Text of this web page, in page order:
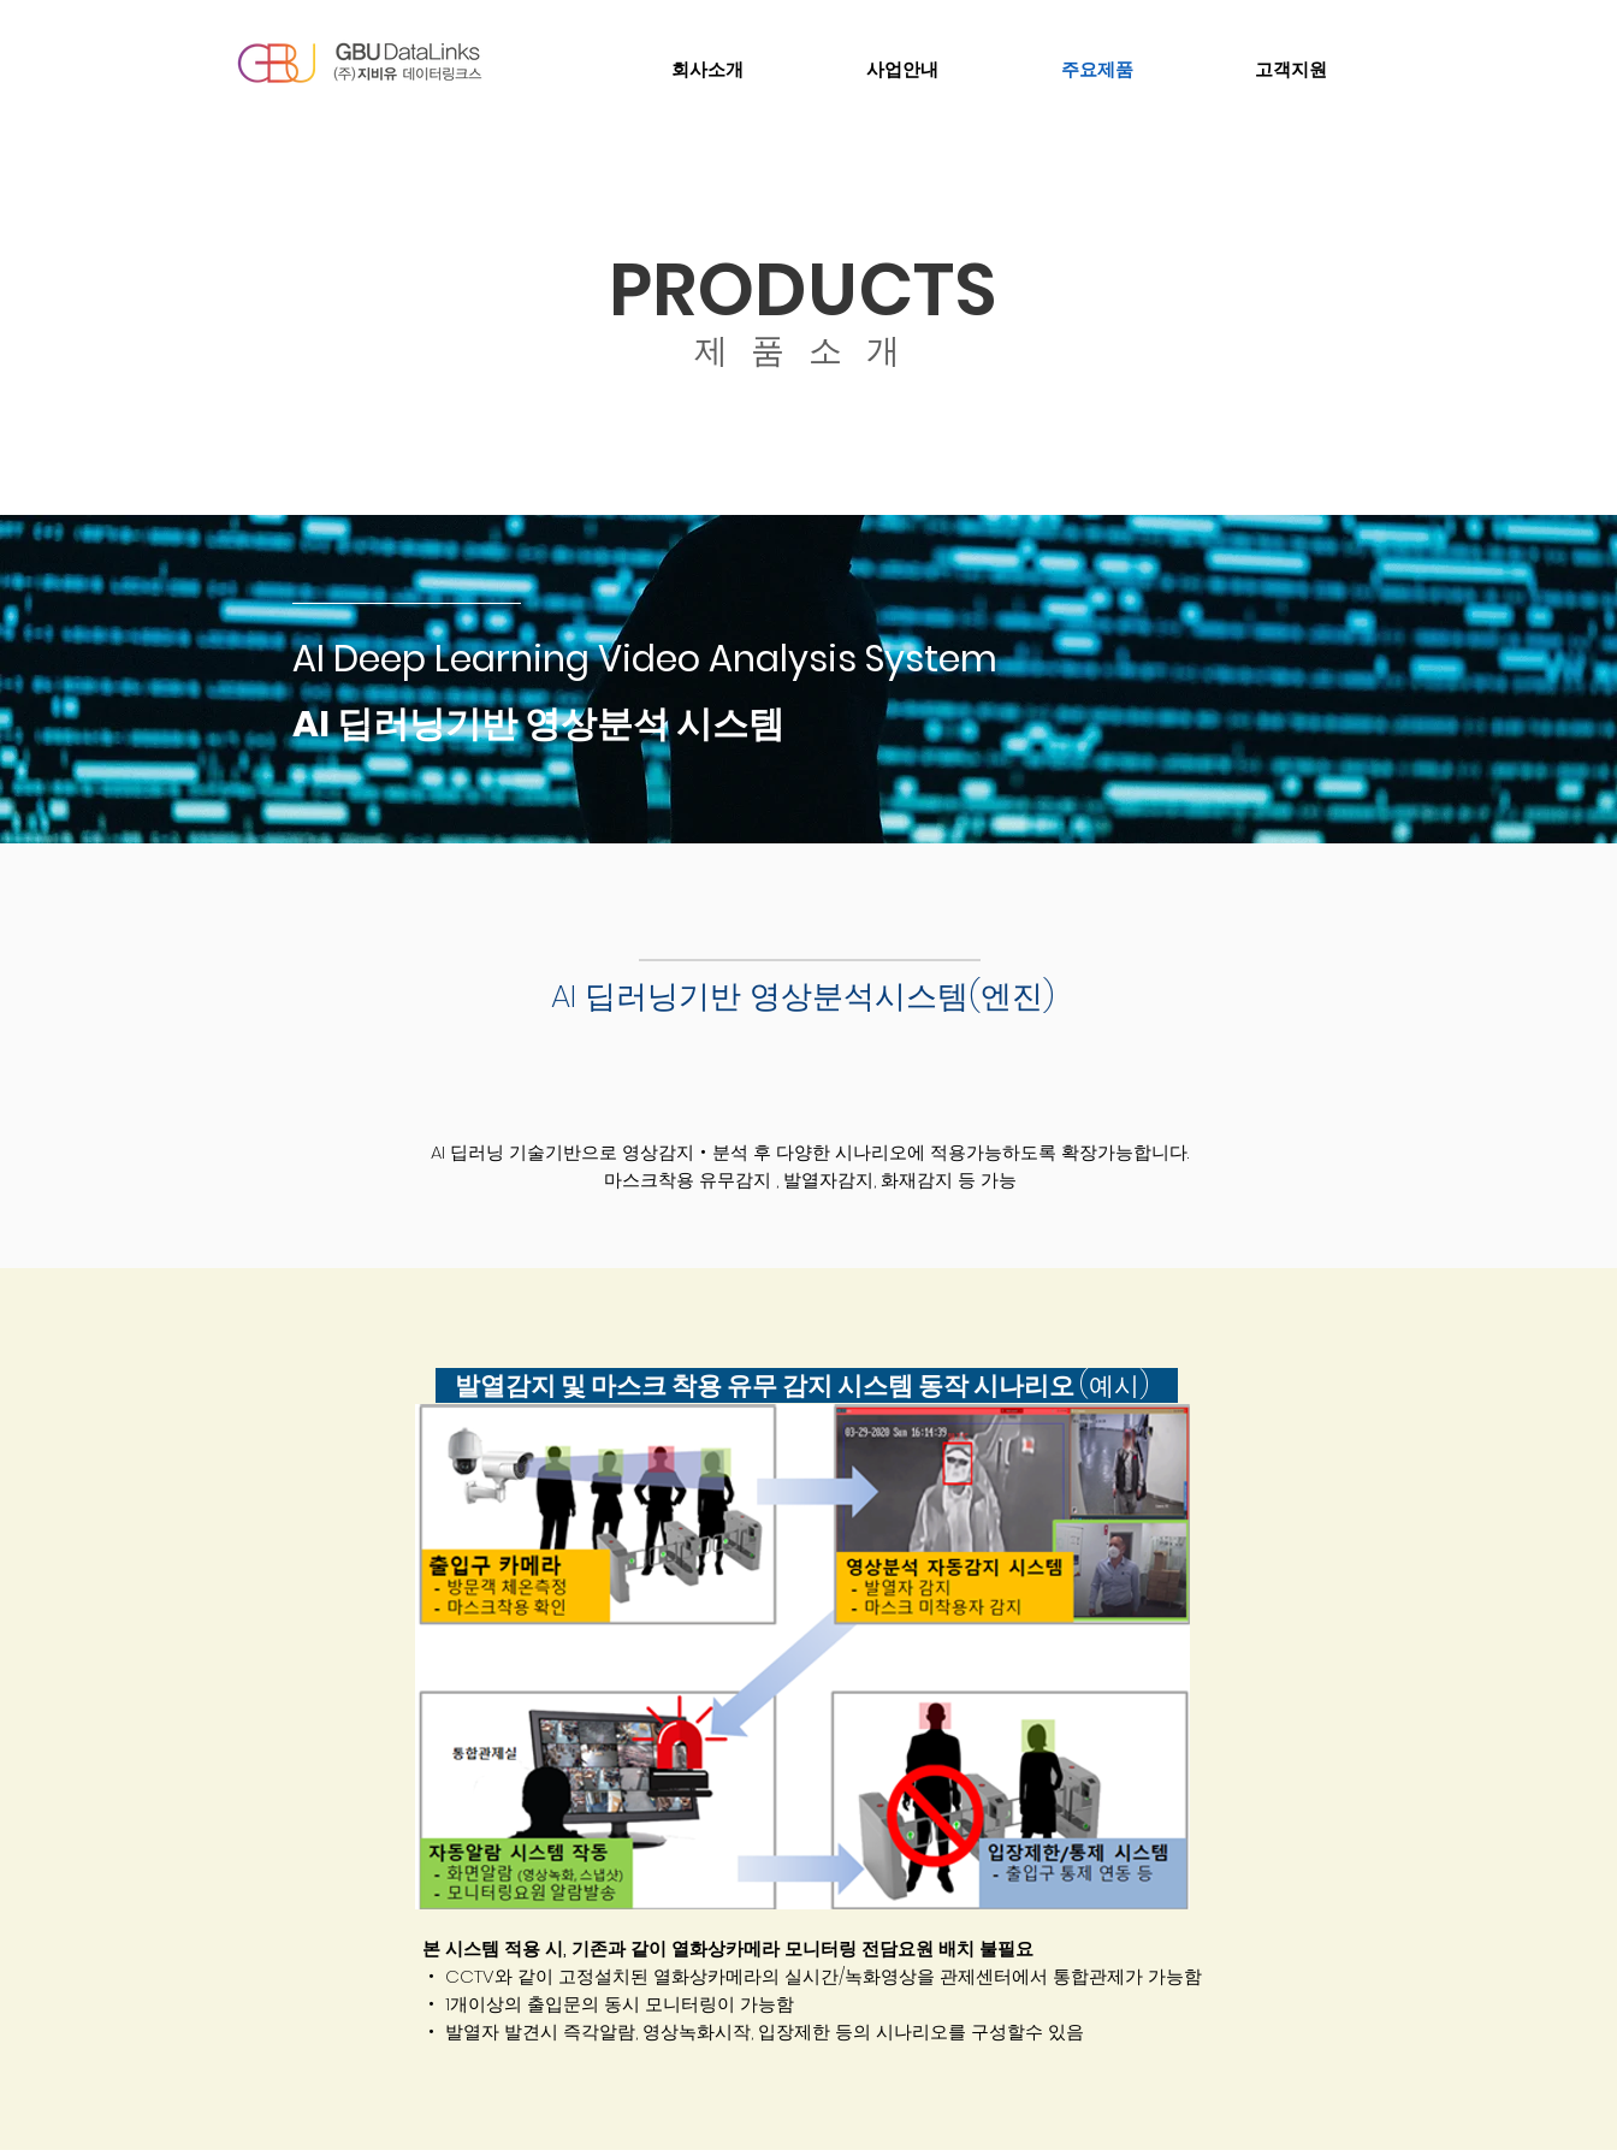
회사소개 사업안내 주요제품 고객지원
Let us help you make your dreams a reality.
​제품소개
PRODUCTS
AI 딥러닝기반 영상분석시스템(엔진)
AI 딥러닝 기술기반으로 영상감지‧분석 후 다양한 시나리오에 적용가능하도록 확장가능합니다.
마스크착용 유무감지 , 발열자감지,화재감지 등 가능
AI Deep Learning Video Analysis System
AI 딥러닝기반 영상분석 시스템
발열감지 및 마스크 착용 유무 감지 시스템 동작 시나리오(예시)
본 시스템 적용 시, 기존과 같이 열화상카메라 모니터링 전담요원 배치 불필요
‧ CCTV와 같이 고정설치된 열화상카메라의 실시간/녹화영상을 관제센터에서 통합관제가 가능함
‧ 1개이상의 출입문의 동시 모니터링이 가능함
‧ 발열자 발견시 즉각알람, 영상녹화시작, 입장제한 등의 시나리오를 구성할수 있음